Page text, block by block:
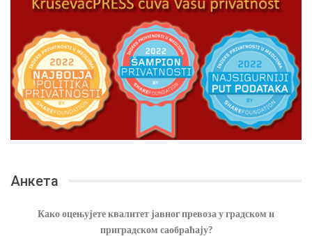
Анкета
Како оцењујете квалитет јавног превоза у градском и
приградском саобраћају?